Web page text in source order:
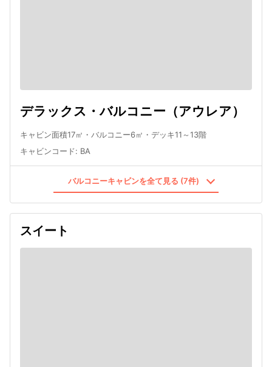
デラックス・バルコニー（アウレア）
キャビン面積17㎡・バルコニー6㎡・デッキ11～13階
キャビンコード: BA
バルコニーキャビンを全て見る (7件)
スイート